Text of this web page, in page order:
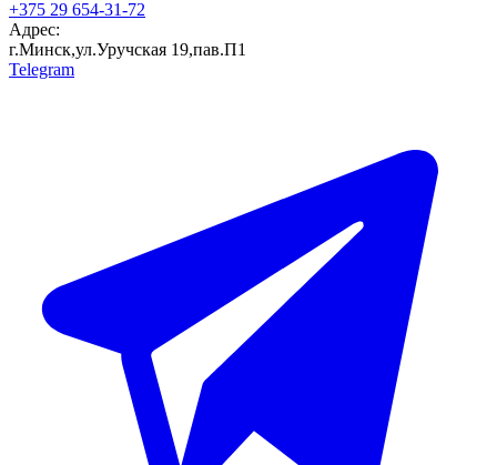
+375 29 654-31-72
Адрес:
г.Минск,ул.Уручская 19,пав.П1
Telegram